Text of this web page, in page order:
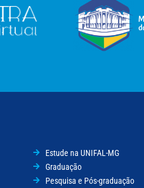
Estude na UNIFAL-MG
Graduação
Pesquisa e Pós-graduação